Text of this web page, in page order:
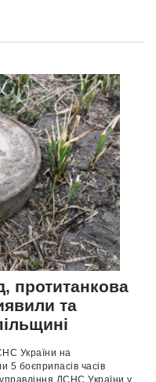
протитанкова
та
України на
5 боєприпасів часів
ДСНС України у